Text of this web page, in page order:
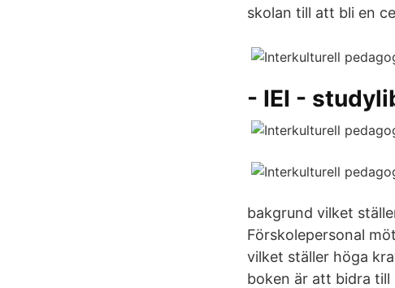
skolan till att bli en
- IEI -
bakgrund vilket
Förskolepersonal
vilket ställer höga
boken är att bidra